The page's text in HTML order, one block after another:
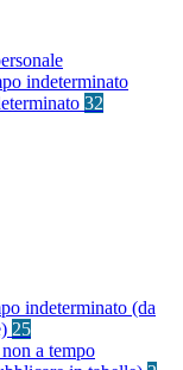
indeterminato
32
indeterminato (da
25
a tempo